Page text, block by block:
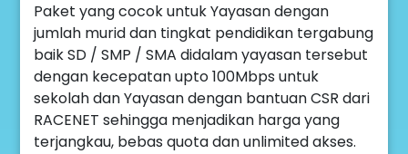
Paket yang cocok untuk Yayasan dengan
jumlah murid dan tingkat pendidikan tergabung
baik SD / SMP / SMA didalam yayasan tersebut
dengan kecepatan upto 100Mbps untuk
sekolah dan Yayasan dengan bantuan CSR dari
RACENET sehingga menjadikan harga yang
terjangkau, bebas quota dan unlimited akses.